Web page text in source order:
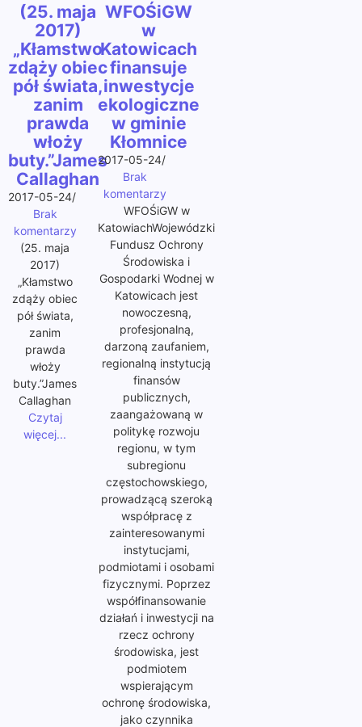
(25. maja
2017)
„Kłamstwo
zdąży obiec
pół świata,
zanim
prawda
włoży
buty.”James
Callaghan
2017-05-24/
Brak
komentarzy
(25. maja
2017)
„Kłamstwo
zdąży obiec
pół świata,
zanim
prawda
włoży
buty.”James
Callaghan
Czytaj
więcej...
WFOŚiGW
w
Katowicach
finansuje
inwestycje
ekologiczne
w gminie
Kłomnice
2017-05-24/
Brak
komentarzy
WFOŚiGW w
KatowiachWojewódzki
Fundusz Ochrony
Środowiska i
Gospodarki Wodnej w
Katowicach jest
nowoczesną,
profesjonalną,
darzoną zaufaniem,
regionalną instytucją
finansów
publicznych,
zaangażowaną w
politykę rozwoju
regionu, w tym
subregionu
częstochowskiego,
prowadzącą szeroką
współpracę z
zainteresowanymi
instytucjami,
podmiotami i osobami
fizycznymi. Poprzez
współfinansowanie
działań i inwestycji na
rzecz ochrony
środowiska, jest
podmiotem
wspierającym
ochronę środowiska,
jako czynnika